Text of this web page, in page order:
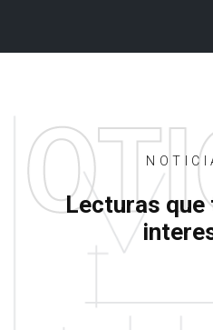
Lecturas que